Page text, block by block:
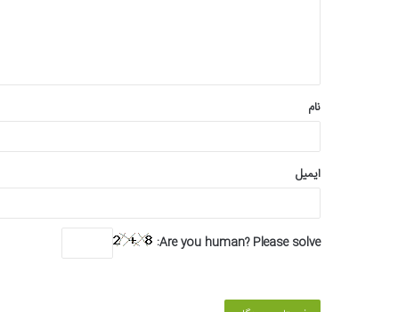
*
نام
ایمیل
Are you human? Please solve: